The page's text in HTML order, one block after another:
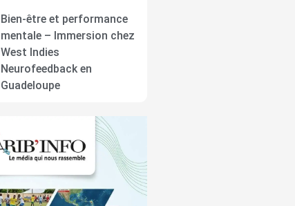
Bien-être et performance
mentale – Immersion chez
West Indies
Neurofeedback en
Guadeloupe